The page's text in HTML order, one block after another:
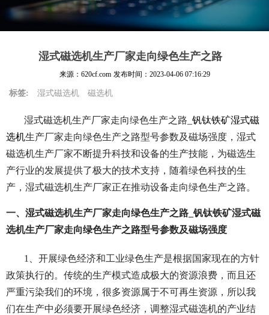
湿式磁选机生产厂家走向绿色生产之路
来源：620cf.com 发布时间： 2023-04-06 07:16:29
标签: 湿式磁选机 磁选机
湿式磁选机生产厂家走向绿色生产之路_ 钒钛铁矿湿式磁
选机生产厂家走向绿色生产之路型号参数及磁场强度，湿式
磁选机生产厂家不断提升科技和设备的生产技能，为磁选生
产行业的发展提供了极大的技术支持，随着绿色科技的生
产，湿式磁选机生产厂家正在推动设备走向绿色生产之路。
一、湿式磁选机生产厂家走向绿色生产之路_钒钛铁矿湿式磁
选机生产厂家走向绿色生产之路型号参数及磁场强度
1、开展绿色经济和工业绿色生产是根据国家现在的方针
政策执行的。传统的生产模式造成极大的资源浪费，而且还
严重污染我们的环境，很多资源属于不可再生资源，所以我
们在生产中必须要开展绿色经济，调整湿式磁选机的产业结